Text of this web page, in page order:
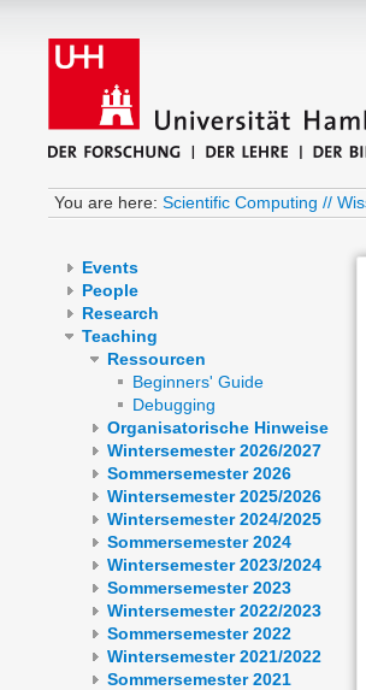
You are here: Scientific Computing //
Events
People
Research
Teaching
Ressourcen
Beginners' Guide
Debugging
Organisatorische Hinweise
Wintersemester 2026/2027
Sommersemester 2026
Wintersemester 2025/2026
Wintersemester 2024/2025
Sommersemester 2024
Wintersemester 2023/2024
Sommersemester 2023
Wintersemester 2022/2023
Sommersemester 2022
Wintersemester 2021/2022
Sommersemester 2021